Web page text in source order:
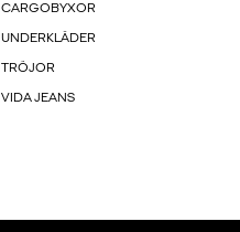
CARGOBYXOR
UNDERKLÄDER
TRÖJOR
VIDA JEANS